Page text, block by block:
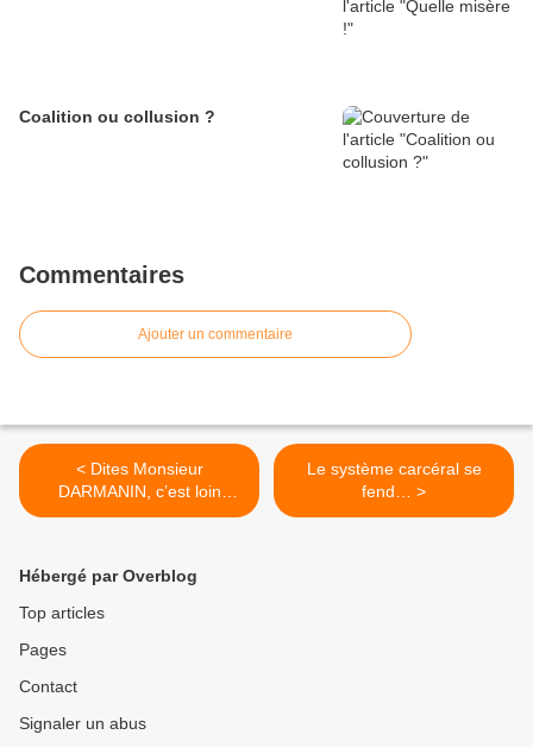
Coalition ou collusion ?
Commentaires
Ajouter un commentaire
< Dites Monsieur
DARMANIN, c’est loin
MAYOTTE ?
Le système carcéral se
fend… >
Hébergé par Overblog
Top articles
Pages
Contact
Signaler un abus